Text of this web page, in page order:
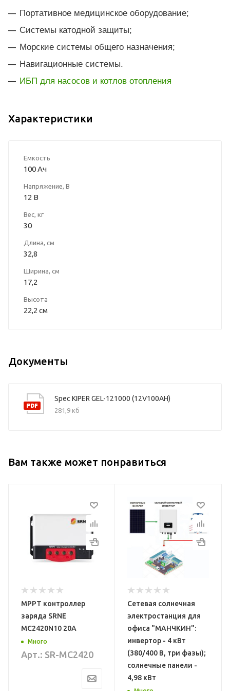
Портативное медицинское оборудование;
Системы катодной защиты;
Морские системы общего назначения;
Навигационные системы.
ИБП для насосов и котлов отопления
Характеристики
Емкость
100 Ач
Напряжение, В
12 В
Вес, кг
30
Длина, см
32,8
Ширина, см
17,2
Высота
22,2 см
Документы
Spec KIPER GEL-121000 (12V100AH)
281,9 кб
Вам также может понравиться
MPPT контроллер
заряда SRNE
MC2420N10 20А
Много
Арт.: SR-MC2420
Тип солнечных
батарей
Монокристаллические
Срок службы
солнечных
25 лет
Суммарная
выработка за год
4781 кВт*ч
Площадь
солнечных
Сетевая солнечная
электростанция для
офиса "МАНЧКИН":
инвертор - 4 кВт
(380/400 В, три фазы);
солнечные панели -
4,98 кВт
Модель
SILA EP20-1000
Тип
Трансформаторный
Габариты, мм
мощность
1000Вт
Максимальная
мощность